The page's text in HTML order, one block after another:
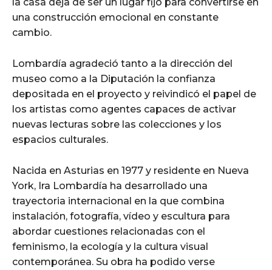
una construcción emocional en constante
cambio.
Lombardía agradeció tanto a la dirección del
museo como a la Diputación la confianza
depositada en el proyecto y reivindicó el papel de
los artistas como agentes capaces de activar
nuevas lecturas sobre las colecciones y los
espacios culturales.
Nacida en Asturias en 1977 y residente en Nueva
York, Ira Lombardía ha desarrollado una
trayectoria internacional en la que combina
instalación, fotografía, vídeo y escultura para
abordar cuestiones relacionadas con el
feminismo, la ecología y la cultura visual
contemporánea. Su obra ha podido verse